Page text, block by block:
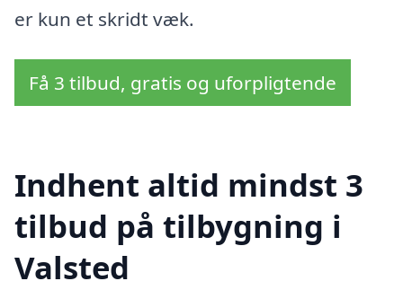
er kun et skridt væk.
Få 3 tilbud, gratis og uforpligtende
Indhent altid mindst 3
tilbud på tilbygning i
Valsted